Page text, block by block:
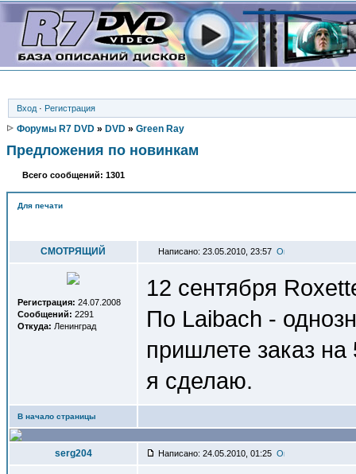
Вход · Регистрация
Форумы R7 DVD » DVD » Green Ray
Предложения по новинкам
Всего сообщений: 1301
Для печати
СМОТРЯЩИЙ Написано: 23.05.2010, 23:57
Регистрация: 24.07.2008
Сообщений: 2291
Откуда: Ленинград
12 сентября
По Laibach -
пришлете заказ
я сделаю.
В начало страницы
serg204 Написано: 24.05.2010, 01:25